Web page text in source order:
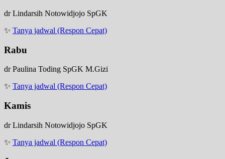
dr Lindarsih Notowidjojo SpGK
✨ Tanya jadwal (Respon Cepat)
Rabu
dr Paulina Toding SpGK M.Gizi
✨ Tanya jadwal (Respon Cepat)
Kamis
dr Lindarsih Notowidjojo SpGK
✨ Tanya jadwal (Respon Cepat)